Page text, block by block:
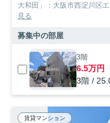
大和田」：大阪市西淀川区
見る
募集中の部屋
3階
6.5万円
3階 /
賃貸マンション